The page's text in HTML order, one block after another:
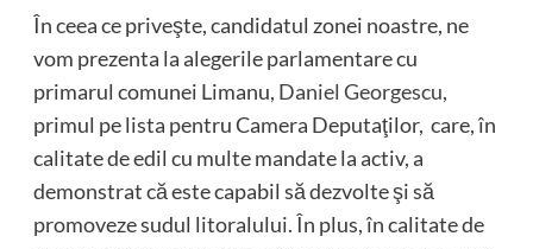
În ceea ce priveşte, candidatul zonei noastre, ne
vom prezenta la alegerile parlamentare cu
primarul comunei Limanu, Daniel Georgescu,
primul pe lista pentru Camera Deputaţilor, care, în
calitate de edil cu multe mandate la activ, a
demonstrat că este capabil să dezvolte şi să
promoveze sudul litoralului. În plus, în calitate de